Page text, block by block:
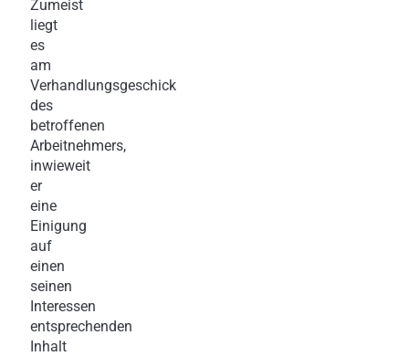
Zumeist
liegt
es
am
Verhandlungsgeschick
des
betroffenen
Arbeitnehmers,
inwieweit
er
eine
Einigung
auf
einen
seinen
Interessen
entsprechenden
Inhalt